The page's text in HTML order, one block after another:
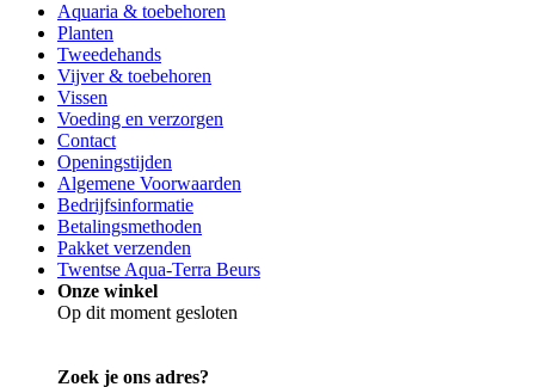
Aquaria & toebehoren
Planten
Tweedehands
Vijver & toebehoren
Vissen
Voeding en verzorgen
Contact
Openingstijden
Algemene Voorwaarden
Bedrijfsinformatie
Betalingsmethoden
Pakket verzenden
Twentse Aqua-Terra Beurs
Onze winkel
Op dit moment gesloten
Zoek je ons adres?